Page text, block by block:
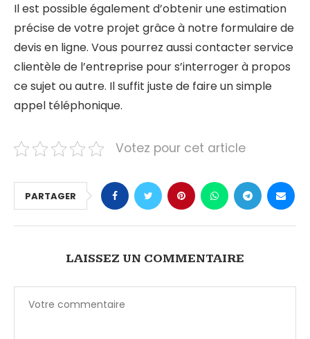
Il est possible également d’obtenir une estimation
précise de votre projet grâce à notre formulaire de
devis en ligne. Vous pourrez aussi contacter service
clientèle de l’entreprise pour s’interroger à propos
ce sujet ou autre. Il suffit juste de faire un simple
appel téléphonique.
Votez pour cet article
PARTAGER
LAISSEZ UN COMMENTAIRE